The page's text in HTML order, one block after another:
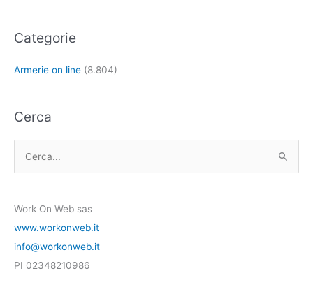
Categorie
Armerie on line (8.804)
Cerca
c
a
:
Work On Web sas
www.workonweb.it
info@workonweb.it
PI 02348210986